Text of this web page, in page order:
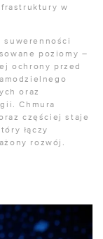
w
suwerenności
poziomy –
ochrony przed
oraz
Chmura
częściej staje
łączy
rozwój.